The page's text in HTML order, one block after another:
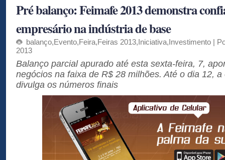
Pré balanço: Feimafe 2013 demonstra
empresário na indústria de base
balanço,Evento,Feira,Feiras 2013,Iniciativa,Investimento |
2013
Balanço parcial apurado até esta sexta-feira, 7,
negócios na faixa de R$ 28 milhões. Até o dia 12,
divulga os números finais